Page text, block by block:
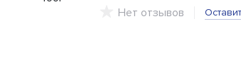
Нет отзывов